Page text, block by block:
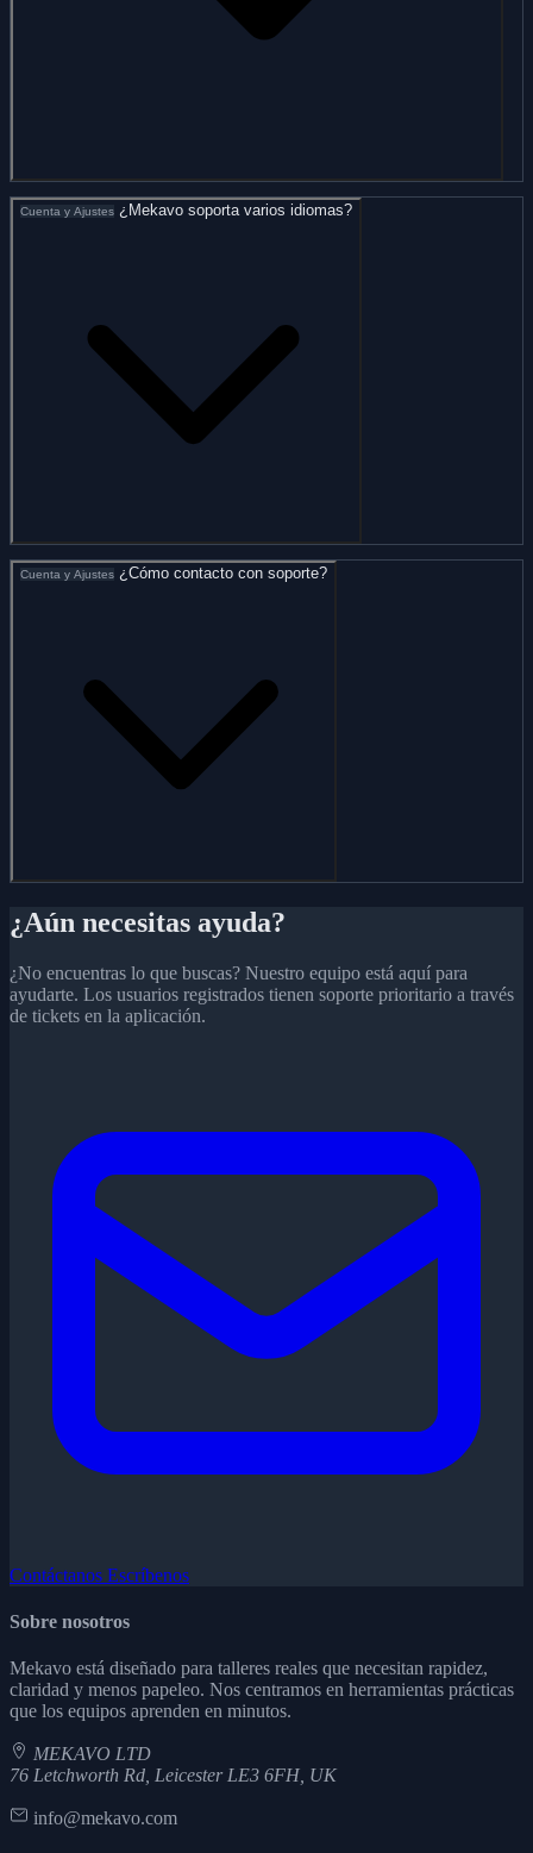
Cuenta y Ajustes ¿Mekavo soporta varios idiomas?
Cuenta y Ajustes ¿Cómo contacto con soporte?
¿Aún necesitas ayuda?
¿No encuentras lo que buscas? Nuestro equipo está aquí para
ayudarte. Los usuarios registrados tienen soporte prioritario a través
de tickets en la aplicación.
Contáctanos Escríbenos
Sobre nosotros
Mekavo está diseñado para talleres reales que necesitan rapidez,
claridad y menos papeleo. Nos centramos en herramientas prácticas
que los equipos aprenden en minutos.
MEKAVO LTD
76 Letchworth Rd, Leicester LE3 6FH, UK
info@mekavo.com